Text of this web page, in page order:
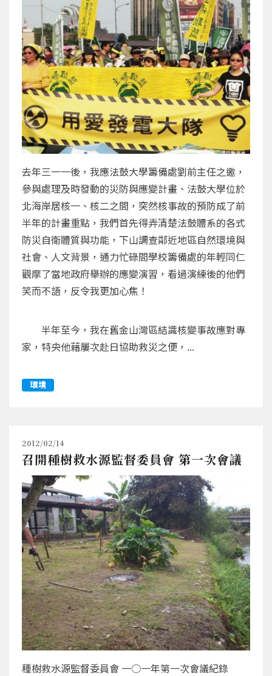
去年三一一後，我應法鼓大學籌備處劉前主任之邀，
參與處理及時發動的災防與應變計畫、法鼓大學位於
北海岸居核一、核二之間，突然核事故的預防成了前
半年的計畫重點，我們首先得弄清楚法鼓體系的各式
防災自衛體質與功能，下山調查鄰近地區自然環境與
社會、人文背景，通力忙碌間學校籌備處的年輕同仁
觀摩了當地政府舉辦的應變演習，看過演練後的他們
笑而不語，反令我更加心焦！
半年至今，我在舊金山灣區結識核變事故應對專
家，特央他藉屢次赴日協助救災之便，...
環境
2012/02/14
召開種樹救水源監督委員會 第一次會議
種樹救水源監督委員會 一○一年第一次會議紀錄